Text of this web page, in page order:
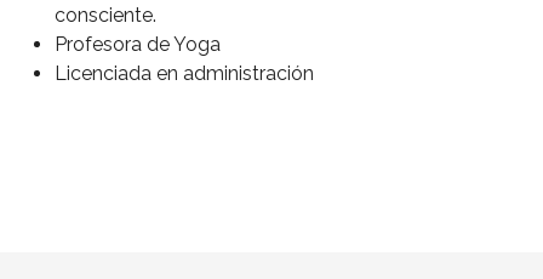
consciente.
Profesora de Yoga
Licenciada en administración